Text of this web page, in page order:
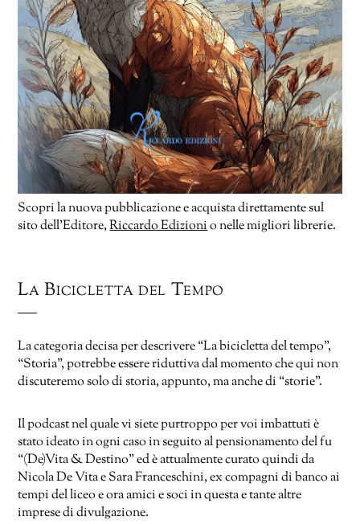
Scopri la nuova pubblicazione e acquista direttamente sul
sito dell’Editore,Riccardo Edizionio nelle migliori librerie.
La Bicicletta del Tempo
La categoria decisa per descrivere “La bicicletta del tempo”,
“Storia”, potrebbe essere riduttiva dal momento che qui non
discuteremo solo di storia, appunto, ma anche di “storie”.
Il podcast nel quale vi siete purtroppo per voi imbattuti è
stato ideato in ogni caso in seguito al pensionamento del fu
“(De)Vita & Destino” ed è attualmente curato quindi da
Nicola De Vita e Sara Franceschini, ex compagni di banco ai
tempi del liceo e ora amici e soci in questa e tante altre
imprese di divulgazione.